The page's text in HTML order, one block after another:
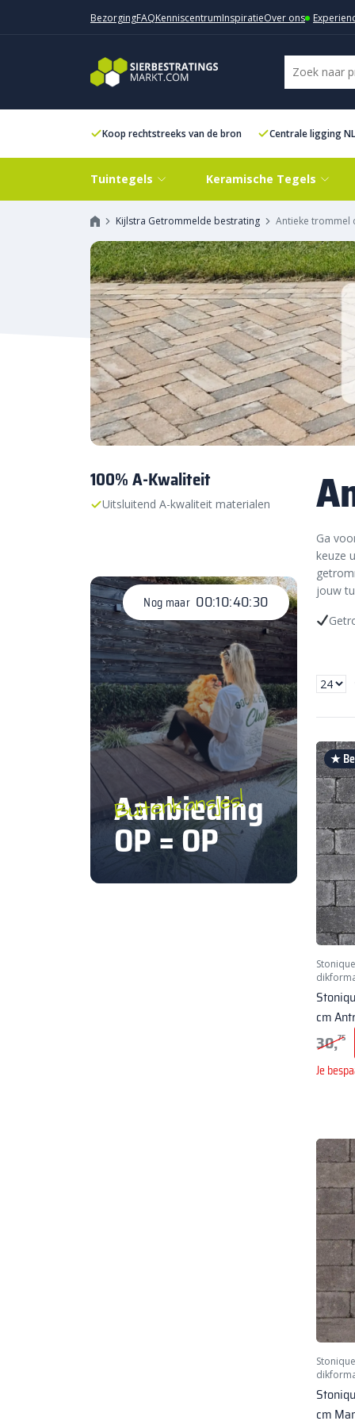
BezorgingFAQKenniscentrumInspiratieOver ons
Koop rechtstreeks van de bron Centrale ligging NL
Tuintegels Keramische Tegels
Kijlstra Getrommelde bestrating Antieke trommel
100% A-Kwaliteit
Uitsluitend A-kwaliteit materialen
Nog maar 00:10:40:29
Buitenkansjes!
Aanbieding
OP = OP
Ga
keuze
jouw
★
cm
30,75
Je
cm